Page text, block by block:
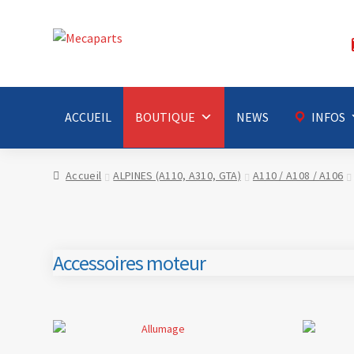
Aller
Aller
ACCUEIL BOUTIQUE NEWS INFOS
Accueil ALPINES (A110, A310, GTA) A110 / A108 / A106
Accessoires moteur